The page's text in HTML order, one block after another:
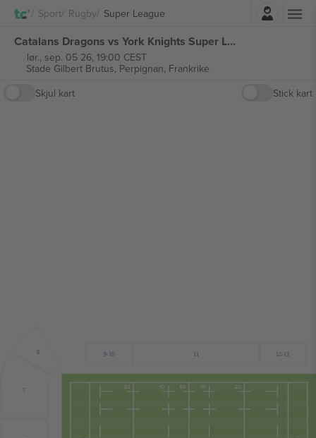
Sport Rugby Super League
Catalans Dragons vs York Knights Super League billetter
lør., sep. 05 26, 19:00 CEST
Stade Gilbert Brutus, Perpignan, Frankrike
Skjul kart
Stick kart
7
8 9-10 12-13